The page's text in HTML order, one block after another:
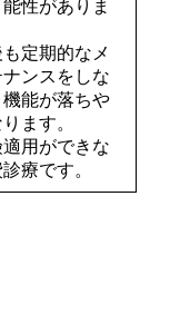
性がありま
も定期的なメ
ンスをしな
機能が落ちや
ます。
適用ができな
療です。